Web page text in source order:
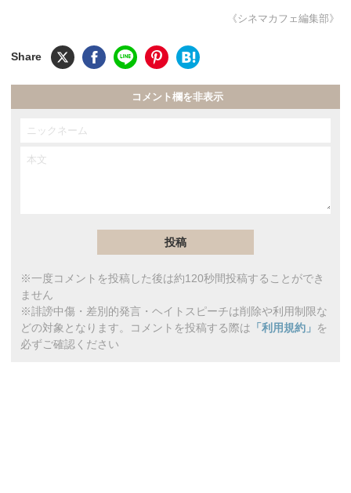
《シネマカフェ編集部》
コメント欄を非表示
※一度コメントを投稿した後は約120秒間投稿することができ
ません
※誹謗中傷・差別的発言・ヘイトスピーチは削除や利用制限な
どの対象となります。コメントを投稿する際は 「利用規約」 を
必ずご確認ください